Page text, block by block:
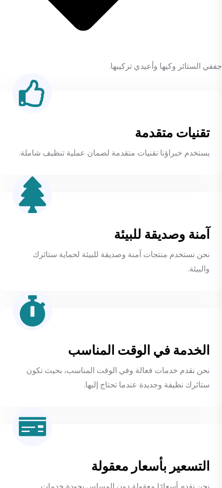
جففي الستائر وكيها وأعيدي تركيبها.
تقنيات متقدمة
يستخدم خبراؤنا تقنيات متقدمة لضمان عملية تنظيف شاملة.
آمنة وصديقة للبيئة
نحن نستخدم منتجات آمنة وصديقة للبيئة لحماية ستائرك
والبيئة.
الخدمة في الوقت المناسب
نحن نقدم خدمات فعالة وفي الوقت المناسب، بحيث تكون
ستائرك نظيفة وجديدة عندما تحتاج إليها.
التسعير بأسعار معقولة